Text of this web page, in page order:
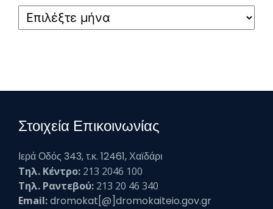
Στοιχεία Επικοινωνίας
Ιερά Οδός 343, τ.κ. 12461, Χαϊδάρι
Τηλ. Κέντρο: 213 2046 100
Τηλ. Ραντεβού: 213 20 46 340
Email:dromokat[@]dromokaiteio.gov.gr